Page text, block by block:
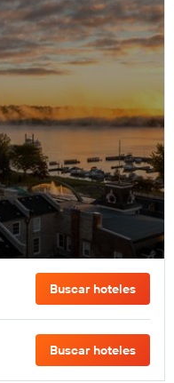
Buscar hoteles
Buscar hoteles